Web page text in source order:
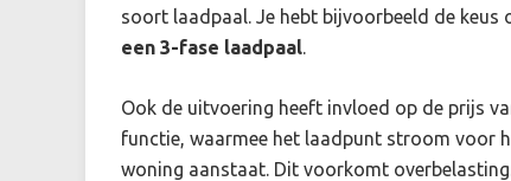
soort laadpaal. Je hebt bijvoorbeeld de keus
een 3-fase laadpaal.
Ook de uitvoering heeft invloed op de prijs
functie, waarmee het laadpunt stroom voor
woning aanstaat. Dit voorkomt